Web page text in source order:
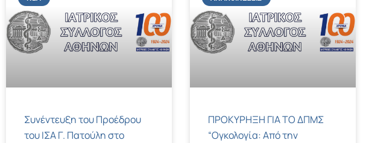
Συνέντευξη του Προέδρου
του ΙΣΑ Γ. Πατούλη στο
ΠΡΟΚΥΡΗΞΗ ΓΙΑ ΤΟ ΔΠΜΣ
“Ογκολογία: Από την